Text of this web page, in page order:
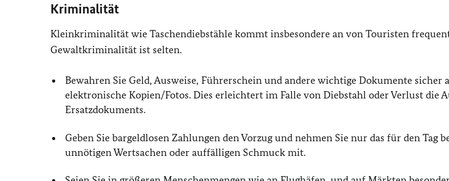
Kriminalität
Kleinkriminalität wie Taschendiebstähle kommt insbesondere an von Touristen
Gewaltkriminalität ist selten.
Bewahren Sie Geld, Ausweise, Führerschein und andere wichtige Dokumente sicher
elektronische Kopien/Fotos. Dies erleichtert im Falle von Diebstahl oder Verlust die
Ersatzdokuments.
Geben Sie bargeldlosen Zahlungen den Vorzug und nehmen Sie nur das für den Tag
unnötigen Wertsachen oder auffälligen Schmuck mit.